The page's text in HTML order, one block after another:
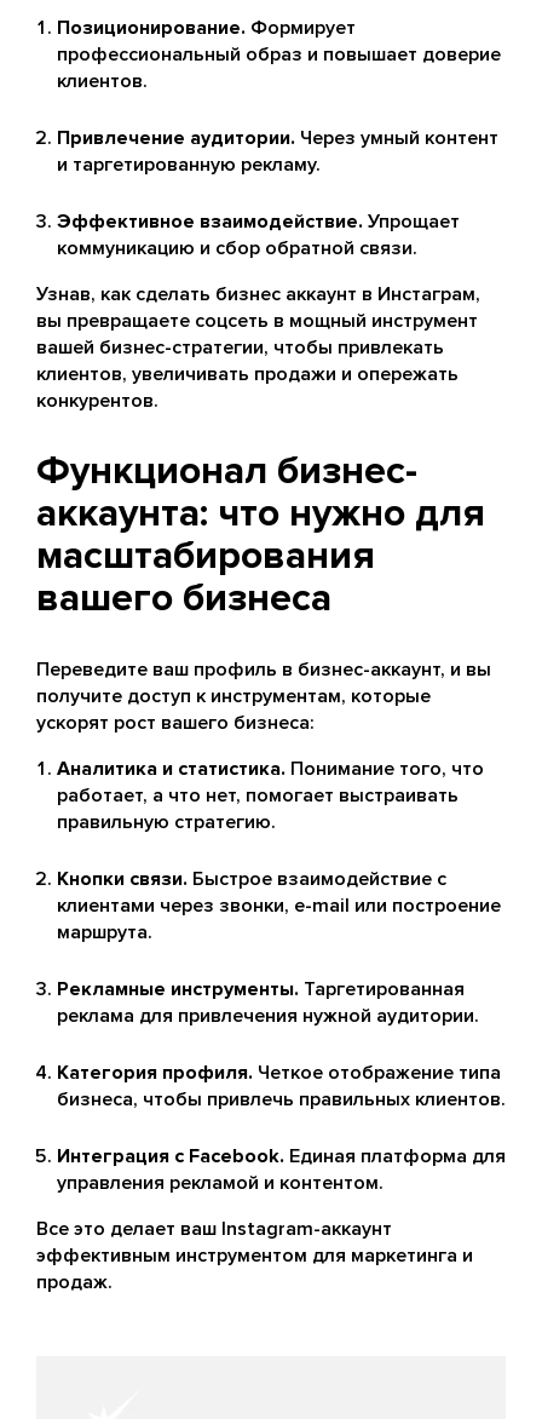
Позиционирование. Формирует
профессиональный образ и повышает доверие
клиентов.
Привлечение аудитории. Через умный контент
и таргетированную рекламу.
Эффективное взаимодействие. Упрощает
коммуникацию и сбор обратной связи.
Узнав, как сделать бизнес аккаунт в Инстаграм,
вы превращаете соцсеть в мощный инструмент
вашей бизнес-стратегии, чтобы привлекать
клиентов, увеличивать продажи и опережать
конкурентов.
Функционал бизнес-
аккаунта: что нужно для
масштабирования
вашего бизнеса
Переведите ваш профиль в бизнес-аккаунт, и вы
получите доступ к инструментам, которые
ускорят рост вашего бизнеса:
Аналитика и статистика. Понимание того, что
работает, а что нет, помогает выстраивать
правильную стратегию.
Кнопки связи. Быстрое взаимодействие с
клиентами через звонки, e-mail или построение
маршрута.
Рекламные инструменты. Таргетированная
реклама для привлечения нужной аудитории.
Категория профиля. Четкое отображение типа
бизнеса, чтобы привлечь правильных клиентов.
Интеграция с Facebook. Единая платформа для
управления рекламой и контентом.
Все это делает ваш Instagram-аккаунт
эффективным инструментом для маркетинга и
продаж.